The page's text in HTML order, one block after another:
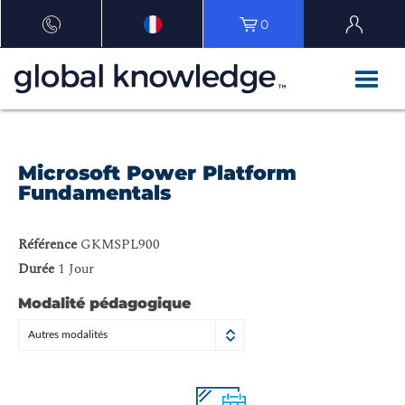
0
Microsoft Power Platform
Fundamentals
Référence GKMSPL900
Durée 1 Jour
Modalité pédagogique
Autres modalités